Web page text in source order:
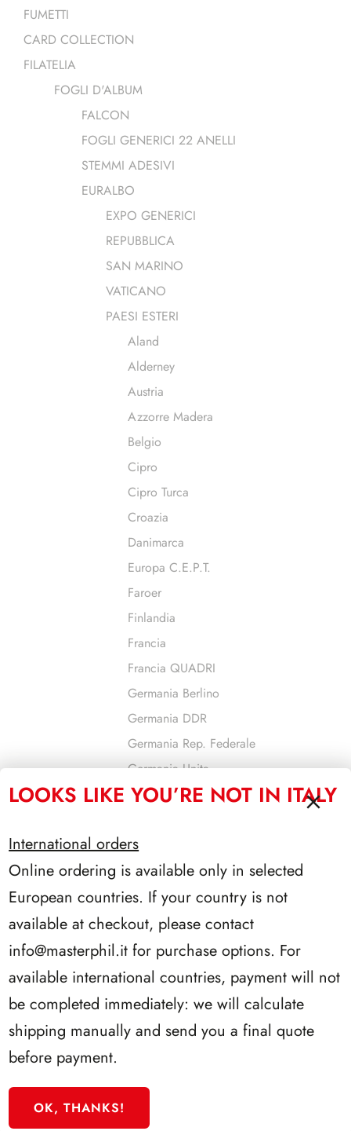
FUMETTI
CARD COLLECTION
FILATELIA
FOGLI D'ALBUM
FALCON
FOGLI GENERICI 22 ANELLI
STEMMI ADESIVI
EURALBO
EXPO GENERICI
REPUBBLICA
SAN MARINO
VATICANO
PAESI ESTERI
Aland
Alderney
Austria
Azzorre Madera
Belgio
Cipro
Cipro Turca
Croazia
Danimarca
Europa C.E.P.T.
Faroer
Finlandia
Francia
Francia QUADRI
Germania Berlino
Germania DDR
Germania Rep. Federale
Germania Unita
Gibilterra
Grecia
Guernsey
Israele
Jersey
Jugoslavia
Liechtenstein
Lituania
Lussemburgo
Monaco
Montenegro
LOOKS LIKE YOU’RE NOT IN ITALY
International orders
Online ordering is available only in selected
European countries. If your country is not
available at checkout, please contact
info@masterphil.it for purchase options. For
available international countries, payment will not
be completed immediately: we will calculate
shipping manually and send you a final quote
before payment.
OK, THANKS!